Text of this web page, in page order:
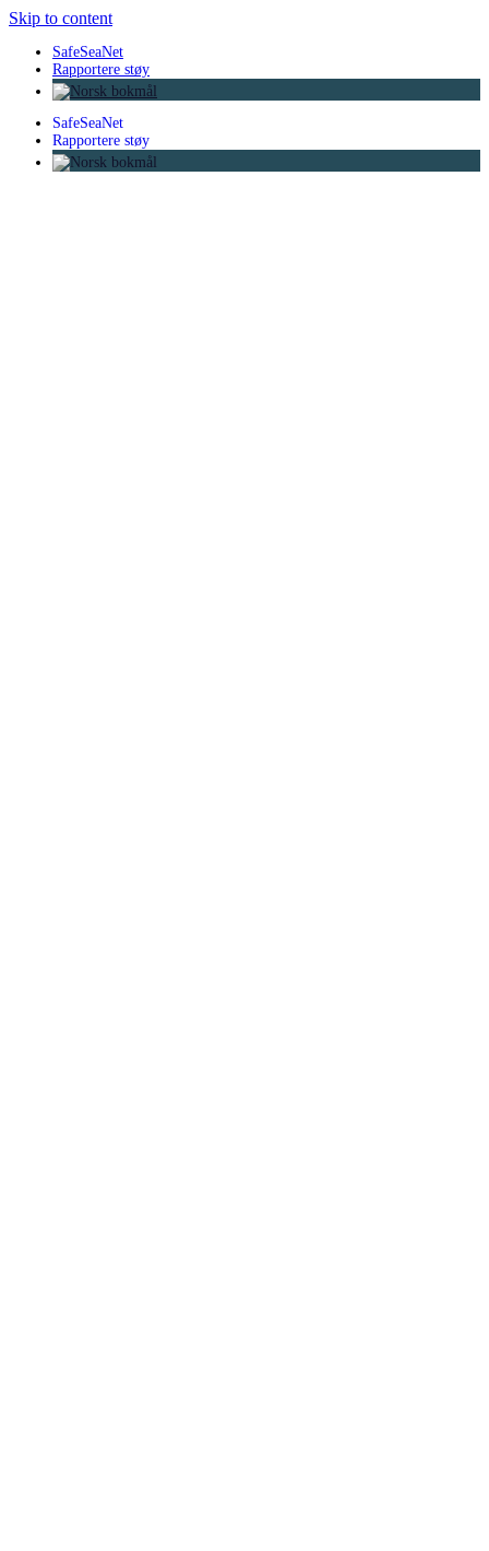
Skip to content
SafeSeaNet
Rapportere støy
SafeSeaNet
Rapportere støy